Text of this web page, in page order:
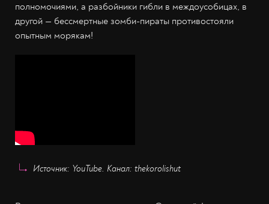
полномочиями, а разбойники гибли в междоусобицах, в
другой — бессмертные зомби-пираты противостояли
опытным морякам!
Источник: YouTube. Канал: thekorolishut